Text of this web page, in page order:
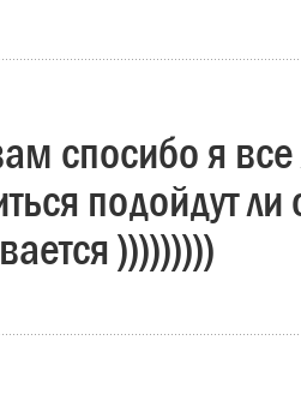
спосибо я
подойдут ли
)))))))))